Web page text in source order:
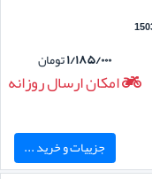
۱/۱۸۵/۰۰۰تومان
امکان ارسال روزانه
جزییات و خرید ...